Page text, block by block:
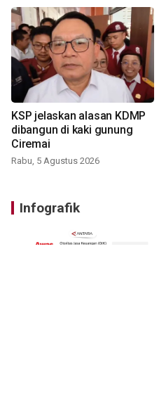
KSP jelaskan alasan KDMP
dibangun di kaki gunung
Ciremai
Rabu, 5 Agustus 2026
Infografik